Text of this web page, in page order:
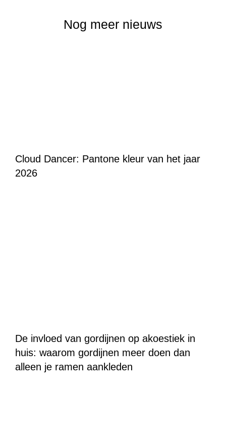
Nog meer nieuws
Cloud Dancer: Pantone kleur van het jaar
2026
De invloed van gordijnen op akoestiek in
huis: waarom gordijnen meer doen dan
alleen je ramen aankleden